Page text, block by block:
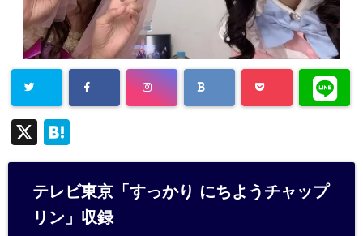
X
at
e
n
テレビ東京「すっかり にちようチャップ
リン」収録